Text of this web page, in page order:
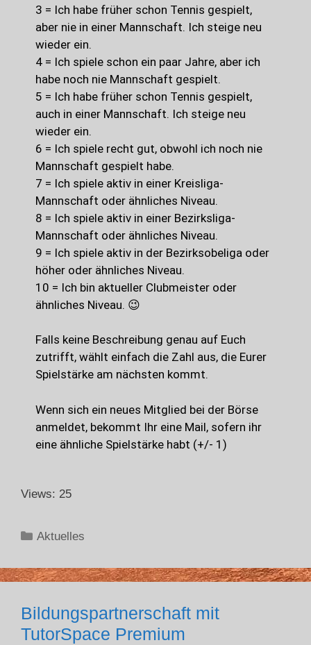
3 = Ich habe früher schon Tennis gespielt,
aber nie in einer Mannschaft. Ich steige neu
wieder ein.
4 = Ich spiele schon ein paar Jahre, aber ich
habe noch nie Mannschaft gespielt.
5 = Ich habe früher schon Tennis gespielt,
auch in einer Mannschaft. Ich steige neu
wieder ein.
6 = Ich spiele recht gut, obwohl ich noch nie
Mannschaft gespielt habe.
7 = Ich spiele aktiv in einer Kreisliga-
Mannschaft oder ähnliches Niveau.
8 = Ich spiele aktiv in einer Bezirksliga-
Mannschaft oder ähnliches Niveau.
9 = Ich spiele aktiv in der Bezirksobeliga oder
höher oder ähnliches Niveau.
10 = Ich bin aktueller Clubmeister oder
ähnliches Niveau. 😉
Falls keine Beschreibung genau auf Euch
zutrifft, wählt einfach die Zahl aus, die Eurer
Spielstärke am nächsten kommt.
Wenn sich ein neues Mitglied bei der Börse
anmeldet, bekommt Ihr eine Mail, sofern ihr
eine ähnliche Spielstärke habt (+/- 1)
Views: 25
Aktuelles
Bildungspartnerschaft mit
TutorSpace Premium